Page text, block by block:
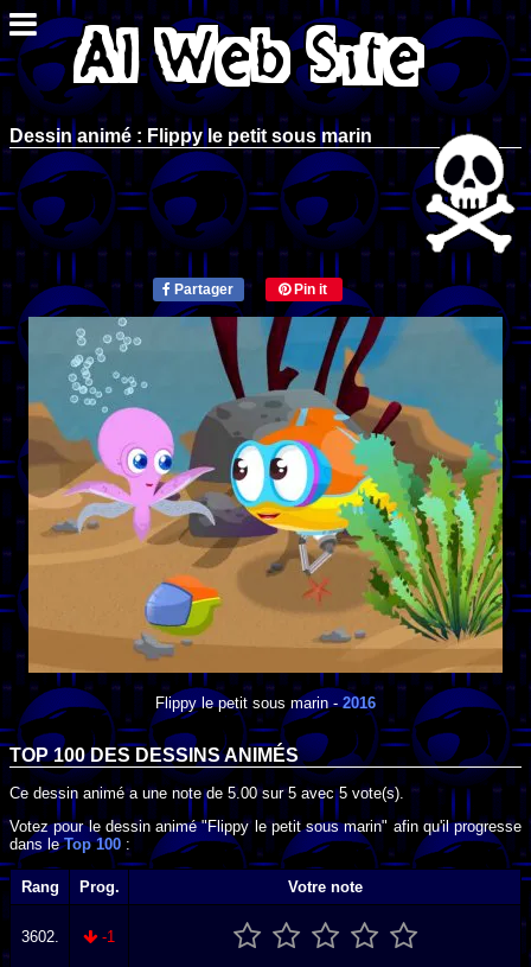
Dessin animé : Flippy le petit sous marin
Partager Pin it
Flippy le petit sous marin -2016
TOP 100 DES DESSINS ANIMÉS
Ce dessin animé a une note de 5.00sur5 avec5 vote(s).
Votez pour le dessin animé "Flippy le petit sous marin" afin qu'il progresse
dans leTop 100 :
Rang Prog. Votre note
3602. -1